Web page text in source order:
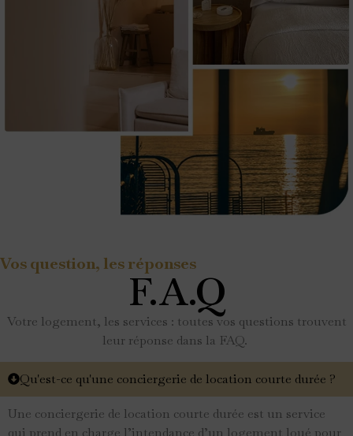
Vos question, les réponses
F.A.Q
Votre logement, les services : toutes vos questions trouvent
leur réponse dans la FAQ.
Qu'est-ce qu'une conciergerie de location courte durée ?
Une conciergerie de location courte durée est un service
qui prend en charge l’intendance d’un logement loué pour